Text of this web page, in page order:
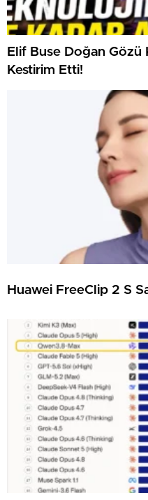
Elif Buse Doğan Gözü
Kestirim Etti!
Huawei FreeClip 2 S